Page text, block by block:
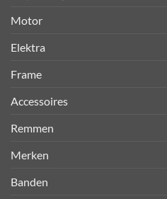
Motor
Elektra
Frame
Accessoires
Remmen
Merken
Banden